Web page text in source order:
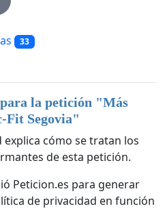
33
la petición "Más
Fit Segovia"
cómo se tratan los
de esta petición.
Peticion.es para generar
de privacidad en función